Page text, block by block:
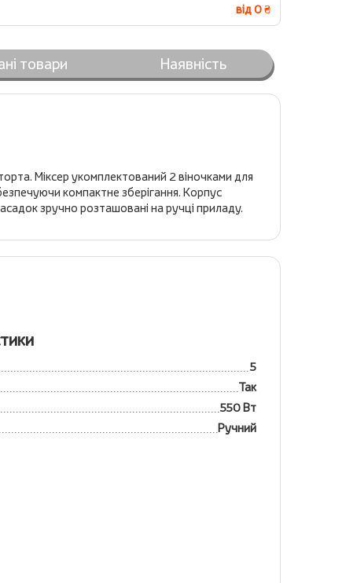
від 0 ₴
товари Наявність
Міксер укомплектований 2 віночками для
компактне зберігання. Корпус
зручно розташовані на ручці приладу.
5
Так
550 Вт
Ручний